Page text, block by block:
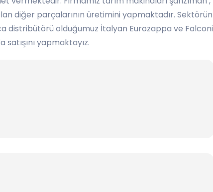
diğer parçalarının üretimini yapmaktadır. Sektörün
distribütörü olduğumuz İtalyan Eurozappa ve Falconi
yapmaktayız.